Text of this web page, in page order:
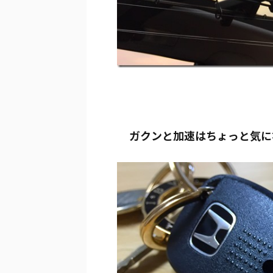
ガクンと加速はちょっと気